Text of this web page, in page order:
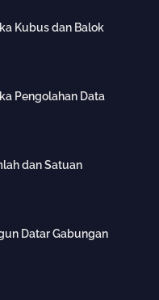
Kubus dan Balok
Pengolahan Data
dan Satuan
Datar Gabungan